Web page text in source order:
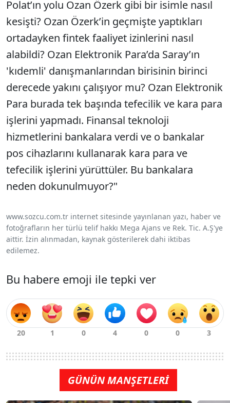
Polat’ın yolu Ozan Özerk gibi bir isimle nasıl
kesişti? Ozan Özerk’in geçmişte yaptıkları
ortadayken fintek faaliyet izinlerini nasıl
alabildi? Ozan Elektronik Para’da Saray’ın
'kıdemli' danışmanlarından birisinin birinci
derecede yakını çalışıyor mu? Ozan Elektronik
Para burada tek başında tefecilik ve kara para
işlerini yapmadı. Finansal teknoloji
hizmetlerini bankalara verdi ve o bankalar
pos cihazlarını kullanarak kara para ve
tefecilik işlerini yürüttüler. Bu bankalara
neden dokunulmuyor?"
www.sozcu.com.tr internet sitesinde yayınlanan yazı, haber ve
fotoğrafların her türlü telif hakkı Mega Ajans ve Rek. Tic. A.Ş'ye
aittir. İzin alınmadan, kaynak gösterilerek dahi iktibas
edilemez.
Bu habere emoji ile tepki ver
GÜNÜN MANŞETLERİ